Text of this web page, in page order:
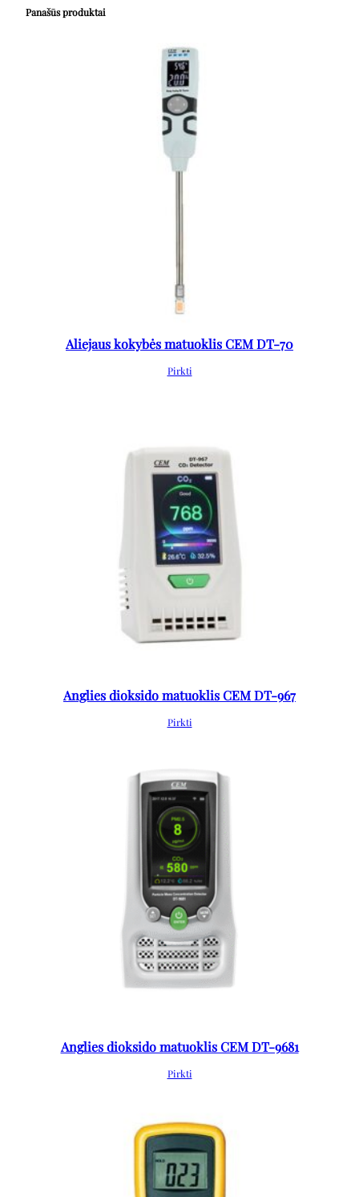
Panašūs produktai
Aliejaus kokybės matuoklis CEM DT-70
Pirkti
Anglies dioksido matuoklis CEM DT-967
Pirkti
Anglies dioksido matuoklis CEM DT-9681
Pirkti